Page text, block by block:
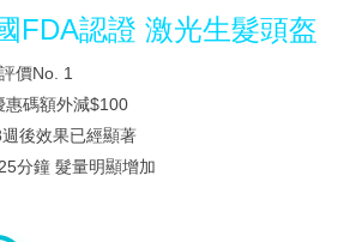
FDA認證 激光生髮頭盔
價No. 1
惠碼額外減$100
後效果已經顯著
分鐘 髮量明顯增加